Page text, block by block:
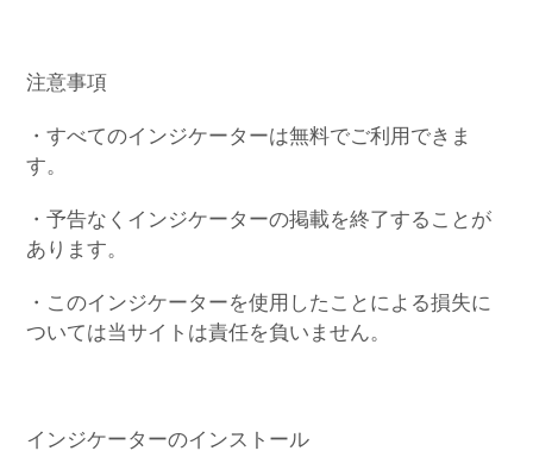
注意事項
・すべてのインジケーターは無料でご利用できま
す。
・予告なくインジケーターの掲載を終了することが
あります。
・このインジケーターを使用したことによる損失に
ついては当サイトは責任を負いません。
インジケーターのインストール